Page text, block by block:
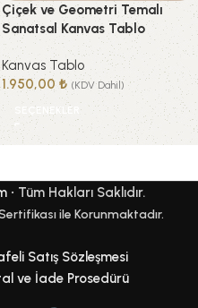
Çiçek ve Geometri Temalı
Sanatsal Kanvas Tablo
Kanvas Tablo
1.950,00 ₺ (KDV Dahil)
SEÇENEKLER
• Tüm Hakları Saklıdır.
ile Korunmaktadır.
Satış Sözleşmesi
ve İade Prosedürü